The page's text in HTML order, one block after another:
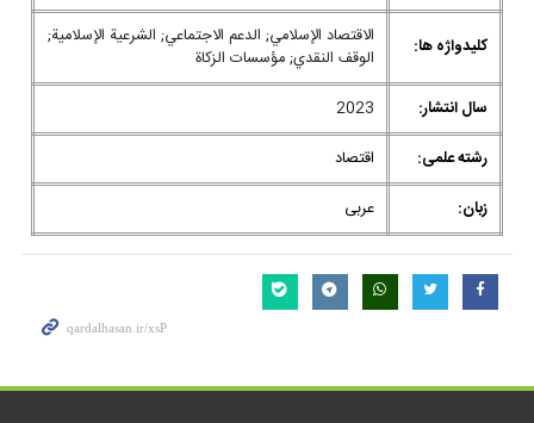
کلیدواژه ها:
الاقتصاد الإسلامي; الدعم الاجتماعي; الشرعية الإسلامية;
الوقف النقدي; مؤسسات الزكاة
سال انتشار:
2023
رشته علمی:
اقتصاد
زبان:
عربی